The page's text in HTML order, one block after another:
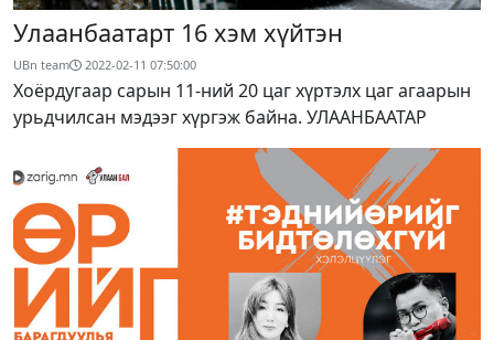
Улаанбаатарт 16 хэм хүйтэн
UBn team 2022-02-11 07:50:00
Хоёрдугаар сарын 11-ний 20 цаг хүртэлх цаг агаарын
урьдчилсан мэдээг хүргэж байна. УЛААНБААТАР